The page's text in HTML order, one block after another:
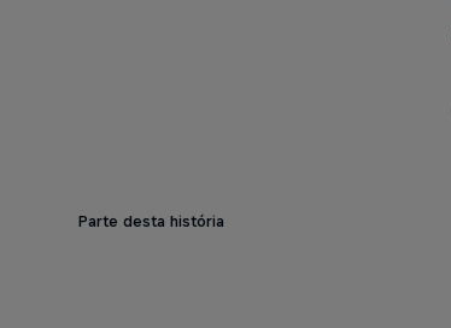
Parte desta história